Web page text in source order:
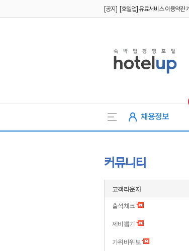
채용정보
커뮤니티
고객라운지
출석체크
제비뽑기
가위바위보